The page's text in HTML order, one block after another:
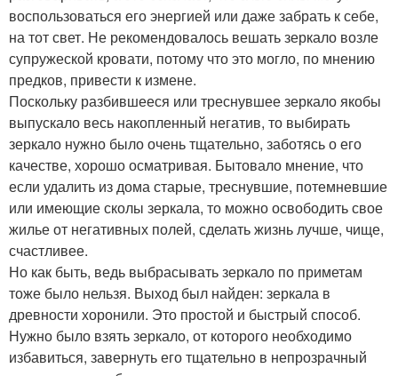
воспользоваться его энергией или даже забрать к себе,
на тот свет. Не рекомендовалось вешать зеркало возле
супружеской кровати, потому что это могло, по мнению
предков, привести к измене.
Поскольку разбившееся или треснувшее зеркало якобы
выпускало весь накопленный негатив, то выбирать
зеркало нужно было очень тщательно, заботясь о его
качестве, хорошо осматривая. Бытовало мнение, что
если удалить из дома старые, треснувшие, потемневшие
или имеющие сколы зеркала, то можно освободить свое
жилье от негативных полей, сделать жизнь лучше, чище,
счастливее.
Но как быть, ведь выбрасывать зеркало по приметам
тоже было нельзя. Выход был найден: зеркала в
древности хоронили. Это простой и быстрый способ.
Нужно было взять зеркало, от которого необходимо
избавиться, завернуть его тщательно в непрозрачный